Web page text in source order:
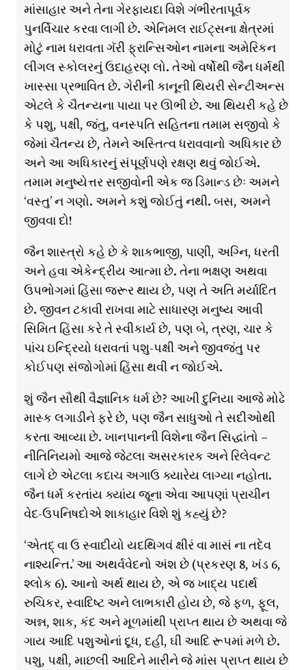
માંસાહાર અને તેના ગેરફાયદા વિશે ગંભીરતાપૂર્વક
પુનર્વિચાર કરવા લાગી છે. એનિમલ રાઈટ્સના ક્ષેત્રમાં
મોટું નામ ધરાવતા ગૅરી ફ્રાન્સિઓન નામના અમેરિકન
લીગલ સ્કોલરનું ઉદાહરણ લો. તેઓ વર્ષોથી જૈન ધર્મથી
ખાસ્સા પ્રભાવિત છે. ગેરીની કાનૂની થિયરી સેન્ટીઅન્સ
એટલે કે ચૈતન્યના પાયા પર ઊભી છે. આ થિયરી કહે છે
કે પશુ, પક્ષી, જંતુ, વનસ્પતિ સહિતના તમામ સજીવો કે
જેમાં ચૈતન્ય છે, તેમને અસ્તિત્વ ધરાવવાનો અધિકાર છે
અને આ અધિકારનું સંપૂર્ણપણે રક્ષણ થવું જોઈએ.
તમામ મનુષ્યેત્તર સજીવોની એક જ ડિમાન્ડ છેઃ અમને
‘વસ્તુ’ ન ગણો. અમને કશું જોઈતું નથી. બસ, અમને
જીવવા દો!
જૈન શાસ્ત્રો કહે છે કે શાકભાજી, પાણી, અગ્નિ, ધરતી
અને હવા એકેન્દ્રીય આત્મા છે. તેના ભક્ષણ અથવા
ઉપભોગમાં હિંસા જરૂર થાય છે, પણ તે અતિ મર્યાદિત
છે. જીવન ટકાવી રાખવા માટે સાધારણ મનુષ્ય આવી
સિમિત હિંસા કરે તે સ્વીકાર્ય છે, પણ બે, ત્રણ, ચાર કે
પાંચ ઇન્દ્રિયો ધરાવતાં પશુ-પક્ષી અને જીવજંતુ પર
કોઈપણ સંજોગોમાં હિંસા થવી ન જોઈએ.
શું જૈન સૌથી વૈજ્ઞાનિક ધર્મ છે? આખી દુનિયા આજે મોઢે
માસ્ક લગાડીને ફરે છે, પણ જૈન સાધુઓ તે સદીઓથી
કરતા આવ્યા છે. ખાનપાનની વિશેના જૈન સિદ્ધાંતો –
નીતિનિયમો આજે જેટલા અસરકારક અને રિલેવન્ટ
લાગે છે એટલા કદાચ અગાઉ ક્યારેય લાગ્યા નહોતા.
જૈન ધર્મ કરતાંય ક્યાંય જૂના એવા આપણાં પ્રાચીન
વેદ-ઉપનિષદોએ શાકાહાર વિશે શું કહ્યું છે?
‘એતદ્ વા ઉ સ્વાદીયો યદથિગવં ક્ષીરં વા માસં ના તદેવ
નાશ્યન્તિ.’ આ અથર્વવેદનો અંશ છે (પ્રકરણ 8, ખંડ 6,
શ્લોક 6). આનો અર્થ થાય છે, એ જ ખાદ્ય પદાર્થ
રુચિકર, સ્વાદિષ્ટ અને લાભકારી હોય છે, જે ફળ, ફૂલ,
અન્ન, શાક, કંદ અને મૂળમાંથી પ્રાપ્ત થાય છે અથવા જે
ગાય આદિ પશુઓનાં દૂધ, દહી, ઘી આદિ રૂપમાં મળે છે.
પશુ, પક્ષી, માછલી આદિને મારીને જે માંસ પ્રાપ્ત થાય છે